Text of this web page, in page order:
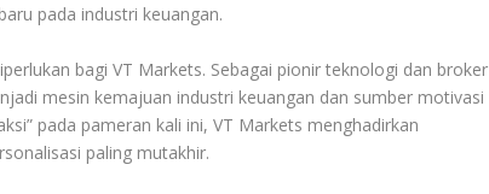
pada industri keuangan.
bagi VT Markets. Sebagai pionir teknologi dan broker
mesin kemajuan industri keuangan dan sumber motivasi
pada pameran kali ini, VT Markets menghadirkan
paling mutakhir.